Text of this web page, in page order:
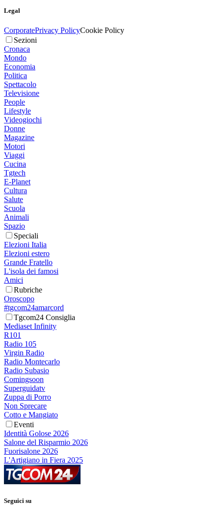
Legal
CorporatePrivacy PolicyCookie Policy
Sezioni
Cronaca
Mondo
Economia
Politica
Spettacolo
Televisione
People
Lifestyle
Videogiochi
Donne
Magazine
Motori
Viaggi
Cucina
Tgtech
E-Planet
Cultura
Salute
Scuola
Animali
Spazio
Speciali
Elezioni Italia
Elezioni estero
Grande Fratello
L'isola dei famosi
Amici
Rubriche
Oroscopo
#tgcom24amarcord
Tgcom24 Consiglia
Mediaset Infinity
R101
Radio 105
Virgin Radio
Radio Montecarlo
Radio Subasio
Comingsoon
Superguidatv
Zuppa di Porro
Non Sprecare
Cotto e Mangiato
Eventi
Identità Golose 2026
Salone del Risparmio 2026
Fuorisalone 2026
L'Artigiano in Fiera 2025
Seguici su